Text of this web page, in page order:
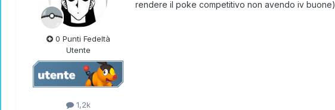
0 Punti Fedeltà
Utente
1,2k
rendere il poke competitivo non avendo iv buone)